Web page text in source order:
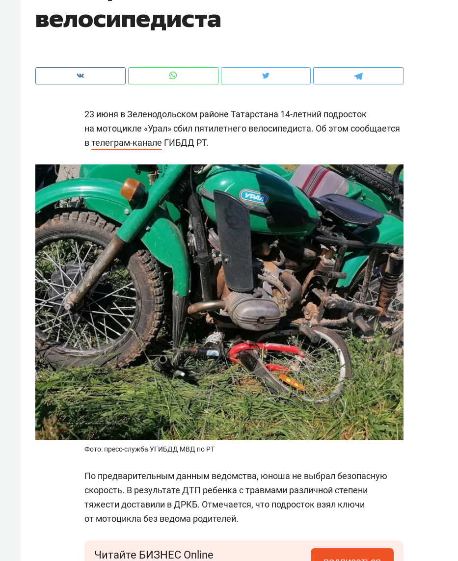
велосипедиста
23 июня в Зеленодольском районе Татарстана 14-летний подросток
на мотоцикле «Урал» сбил пятилетнего велосипедиста. Об этом сообщается
втелеграм-канале ГИБДД РТ.
Фото: пресс-служба УГИБДД МВД по РТ
По предварительным данным ведомства, юноша не выбрал безопасную
скорость. В результате ДТП ребенка с травмами различной степени
тяжести доставили в ДРКБ. Отмечается, что подросток взял ключи
от мотоцикла без ведома родителей.
Читайте БИЗНЕС Online
чем интересен Оман?
Рекомендуем
Как ГК «МИР ГРУПП» и ВТБ
создают оазис жилого
комфорта под Казанью
Рекомендуем
150 камер до квартиры и Face
ID вместо ключа: какой будет
безопасность в ЖК «Нова»
Рекомендуем
Опыт выживания в дикой
природе, работа
с ментальным и физическим
состоянием как основа
антихрупких команд